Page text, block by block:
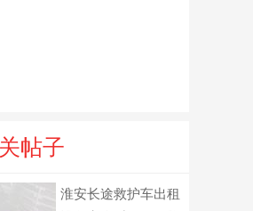
帖子
淮安长途救护车出租